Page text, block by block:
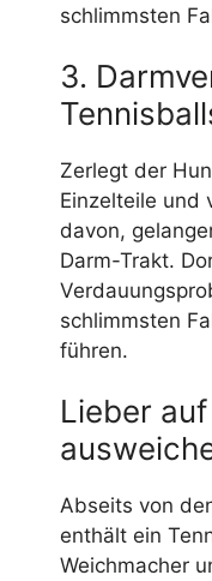
schlimmsten
3.
Zerlegt der
Einzelteile und
davon,
Darm-Trakt.
schlimmsten
führen.
Lieber
Abseits von
enthält ein
Weichmacher